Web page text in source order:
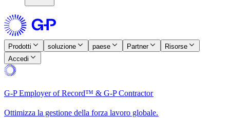
Prodotti​​ soluzione​​ paese​​ Partner​​
Risorse​​
Accedi​​
G-P Employer of Record™ & G-P Contractor​​
Ottimizza la gestione della forza lavoro globale.​​